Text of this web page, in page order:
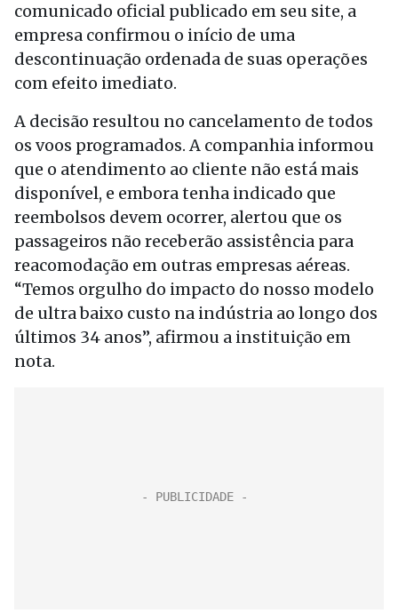
comunicado oficial publicado em seu site, a
empresa confirmou o início de uma
descontinuação ordenada de suas operações
com efeito imediato.
A decisão resultou no cancelamento de todos
os voos programados. A companhia informou
que o atendimento ao cliente não está mais
disponível, e embora tenha indicado que
reembolsos devem ocorrer, alertou que os
passageiros não receberão assistência para
reacomodação em outras empresas aéreas.
“Temos orgulho do impacto do nosso modelo
de ultra baixo custo na indústria ao longo dos
últimos 34 anos”, afirmou a instituição em
nota.